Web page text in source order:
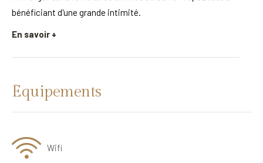
bénéficiant d'une grande intimité.
En savoir +
Équipements
Wifi